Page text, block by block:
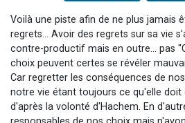
Voilà une piste afin de ne plus jamais
regrets... Avoir des regrets sur sa vie
contre-productif mais en outre... pas
choix peuvent certes se révéler
Car regretter les conséquences de
notre vie étant toujours ce qu'elle doit
d'après la volonté d'Hachem. En